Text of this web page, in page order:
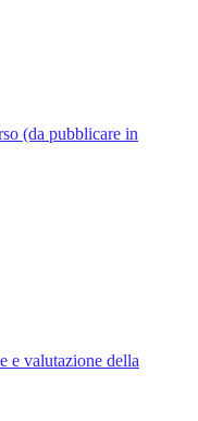
(da pubblicare in
e valutazione della